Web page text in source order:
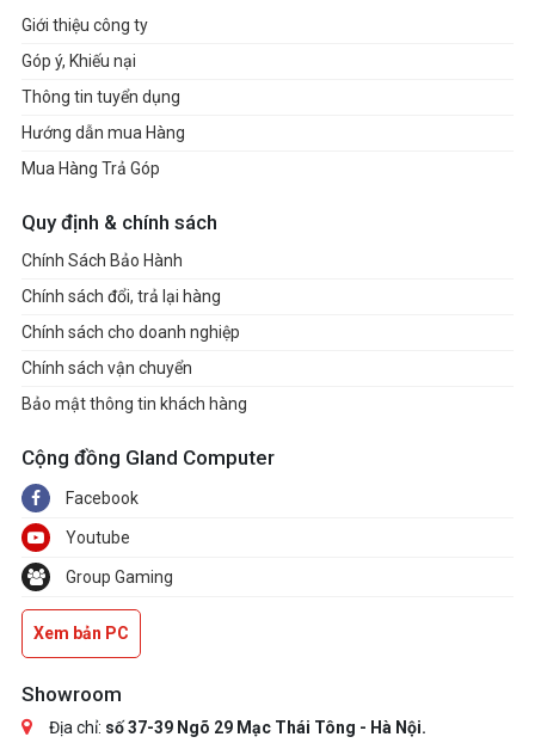
Giới thiệu công ty
Góp ý, Khiếu nại
Thông tin tuyển dụng
Hướng dẫn mua Hàng
Mua Hàng Trả Góp
Quy định & chính sách
Chính Sách Bảo Hành
Chính sách đổi, trả lại hàng
Chính sách cho doanh nghiệp
Chính sách vận chuyển
Bảo mật thông tin khách hàng
Cộng đồng Gland Computer
Facebook
Youtube
Group Gaming
Xem bản PC
Showroom
Địa chỉ: số 37-39 Ngõ 29 Mạc Thái Tông - Hà Nội.